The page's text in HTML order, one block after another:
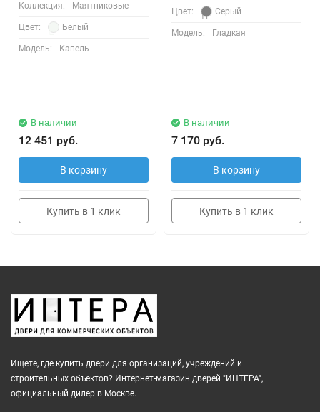
Коллекция: Маятниковые
Цвет: Белый
Модель: Капель
В наличии
12 451 руб.
В корзину
Купить в 1 клик
Цвет: Серый
Модель: Гладкая
В наличии
7 170 руб.
В корзину
Купить в 1 клик
Ищете, где купить двери для организаций, учреждений и
строительных объектов? Интернет-магазин дверей "ИНТЕРА",
официальный дилер в Москве.